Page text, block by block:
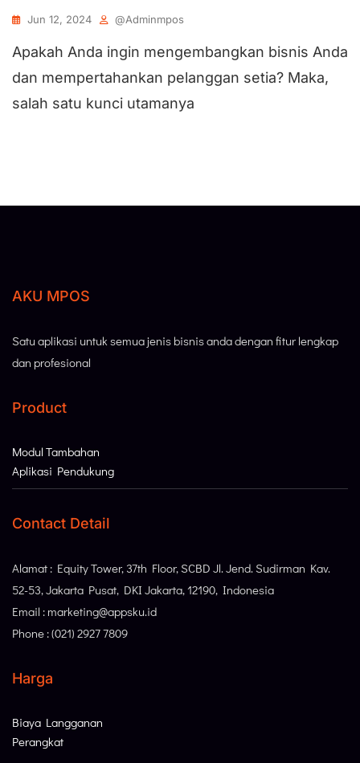
Jun 12, 2024 @adminmpos
Apakah Anda ingin mengembangkan bisnis Anda
dan mempertahankan pelanggan setia? Maka,
salah satu kunci utamanya
AKU MPOS
Satu aplikasi untuk semua jenis bisnis anda dengan fitur lengkap
dan profesional
Product
Modul Tambahan
Aplikasi Pendukung
Contact Detail
Alamat : Equity Tower, 37th Floor, SCBD Jl. Jend. Sudirman Kav.
52-53, Jakarta Pusat, DKI Jakarta, 12190, Indonesia
Email : marketing@appsku.id
Phone : (021) 2927 7809
Harga
Biaya Langganan
Perangkat